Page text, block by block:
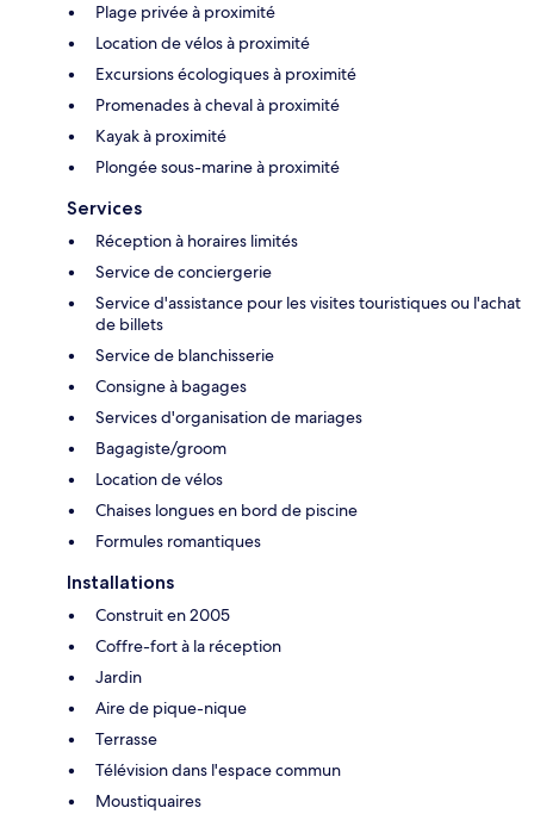
Plage privée à proximité
Location de vélos à proximité
Excursions écologiques à proximité
Promenades à cheval à proximité
Kayak à proximité
Plongée sous-marine à proximité
Services
Réception à horaires limités
Service de conciergerie
Service d'assistance pour les visites touristiques ou l'achat
de billets
Service de blanchisserie
Consigne à bagages
Services d'organisation de mariages
Bagagiste/groom
Location de vélos
Chaises longues en bord de piscine
Formules romantiques
Installations
Construit en 2005
Coffre-fort à la réception
Jardin
Aire de pique-nique
Terrasse
Télévision dans l'espace commun
Moustiquaires